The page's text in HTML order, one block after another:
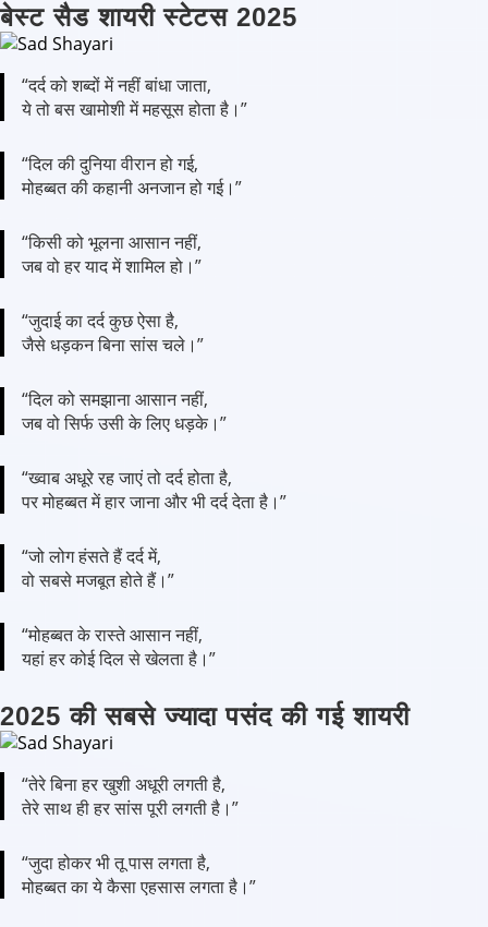
बेस्ट सैड शायरी स्टेटस 2025
“दर्द को शब्दों में नहीं बांधा जाता,
ये तो बस खामोशी में महसूस होता है।”
“दिल की दुनिया वीरान हो गई,
मोहब्बत की कहानी अनजान हो गई।”
“किसी को भूलना आसान नहीं,
जब वो हर याद में शामिल हो।”
“जुदाई का दर्द कुछ ऐसा है,
जैसे धड़कन बिना सांस चले।”
“दिल को समझाना आसान नहीं,
जब वो सिर्फ उसी के लिए धड़के।”
“ख्वाब अधूरे रह जाएं तो दर्द होता है,
पर मोहब्बत में हार जाना और भी दर्द देता है।”
“जो लोग हंसते हैं दर्द में,
वो सबसे मजबूत होते हैं।”
“मोहब्बत के रास्ते आसान नहीं,
यहां हर कोई दिल से खेलता है।”
2025 की सबसे ज्यादा पसंद की गई शायरी
“तेरे बिना हर खुशी अधूरी लगती है,
तेरे साथ ही हर सांस पूरी लगती है।”
“जुदा होकर भी तू पास लगता है,
मोहब्बत का ये कैसा एहसास लगता है।”